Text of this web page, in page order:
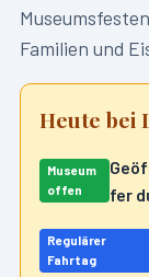
Familien und
Heute bei
Museum
offen
fer
Regulärer
Fahrtag